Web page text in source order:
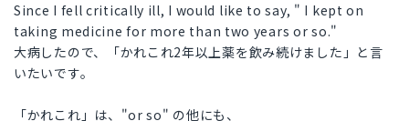
Since I fell critically ill, I would like to say, " I kept on
taking medicine for more than two years or so."
大病したので、「かれこれ2年以上薬を飲み続けました」と言
いたいです。
「かれこれ」は、"or so" の他にも、